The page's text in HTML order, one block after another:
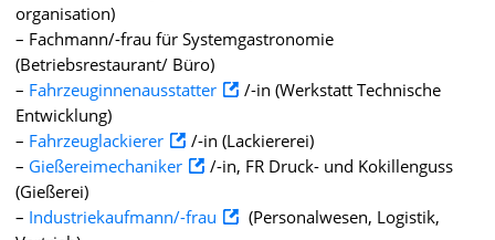
organisation)
– Fachmann/-frau für Systemgastronomie
(Betriebsrestaurant/ Büro)
– Fahrzeuginnenausstatter
/-in (Werkstatt Technische
Entwicklung)
– Fahrzeuglackierer
/-in (Lackiererei)
– Gießereimechaniker
/-in, FR Druck- und Kokillenguss
(Gießerei)
– Industriekaufmann/-frau
(Personalwesen, Logistik,